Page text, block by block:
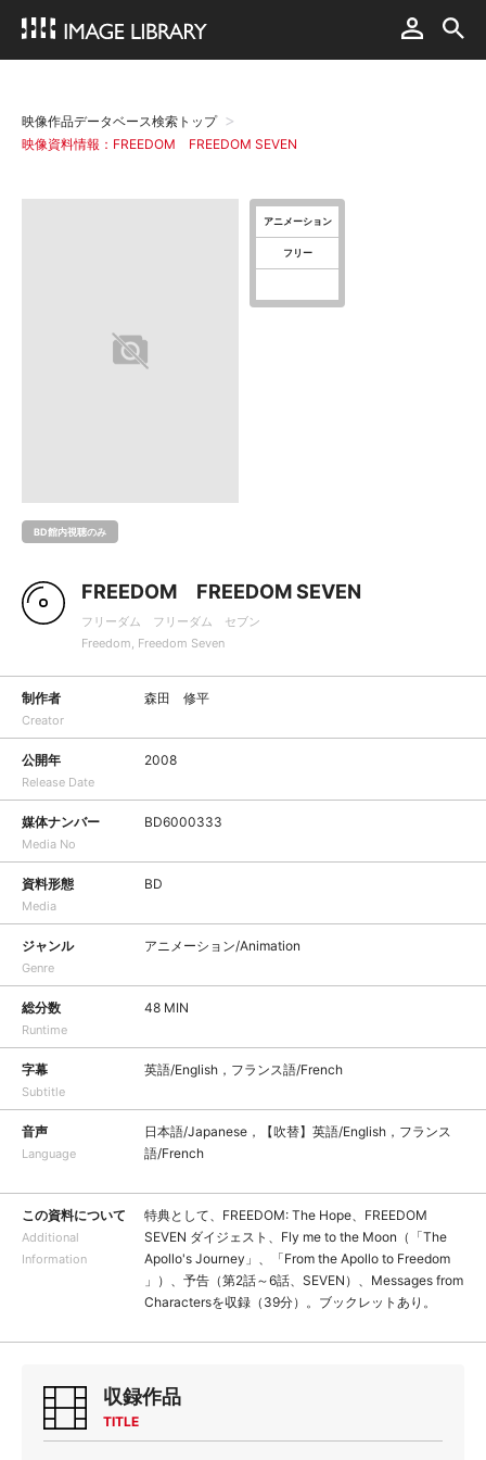
映像作品データベース検索トップ
映像資料情報：FREEDOM FREEDOM SEVEN
BD館内視聴のみ
アニメーション
フリー
FREEDOM FREEDOM SEVEN
フリーダム フリーダム セブン
Freedom, Freedom Seven
制作者
Creator
森田 修平
公開年
Release Date
2008
媒体ナンバー
Media No
BD6000333
資料形態
Media
BD
ジャンル
Genre
アニメーション/Animation
総分数
Runtime
48 MIN
字幕
Subtitle
英語/English，フランス語/French
音声
Language
日本語/Japanese，【吹替】英語/English，フランス
語/French
この資料について
Additional
Information
特典として、FREEDOM: The Hope、FREEDOM
SEVEN ダイジェスト、Fly me to the Moon（「The
Apollo's Journey」、「From the Apollo to Freedom
」）、予告（第2話～6話、SEVEN）、Messages from
Charactersを収録（39分）。ブックレットあり。
収録作品
TITLE